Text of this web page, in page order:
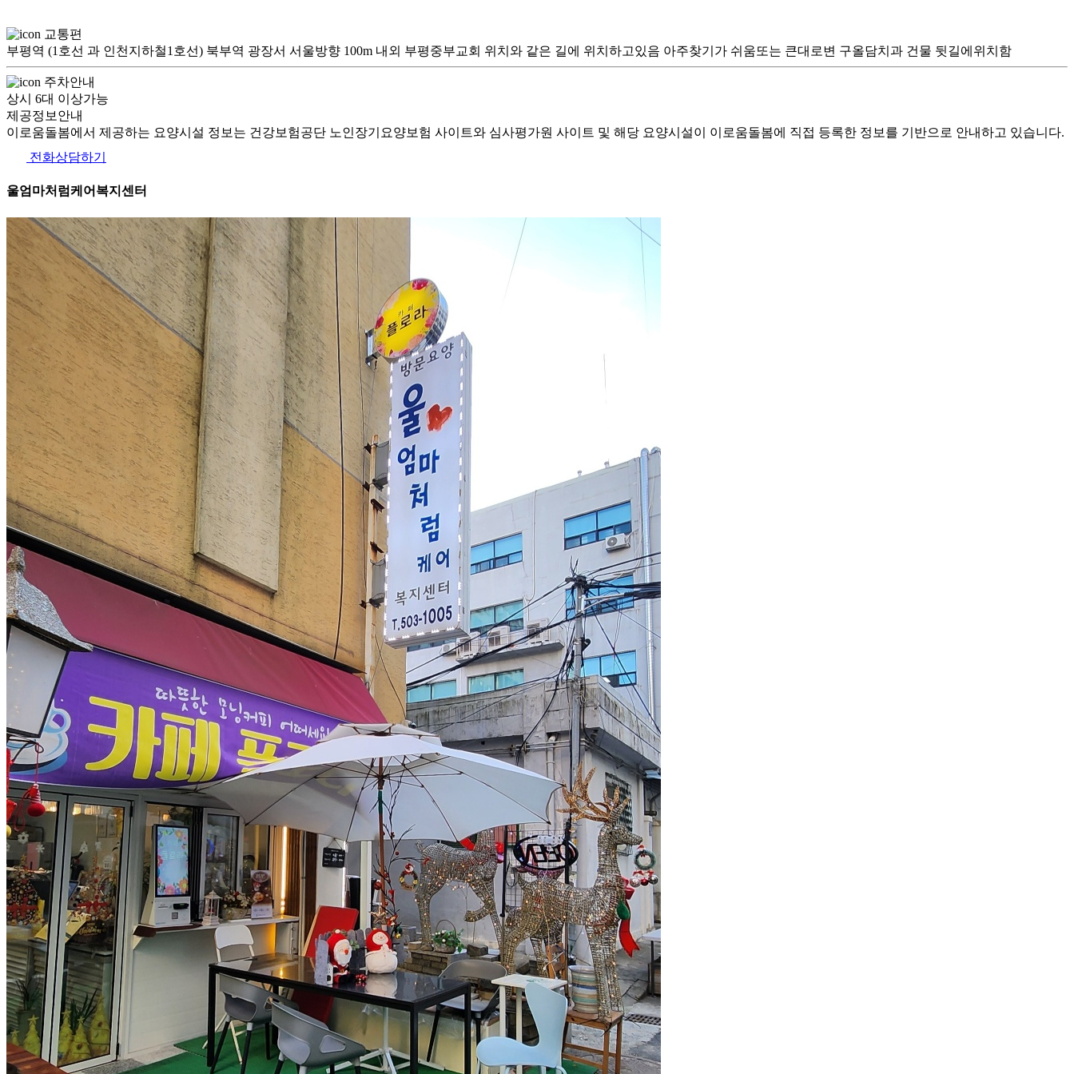
교통편
부평역 (1호선 과 인천지하철1호선) 북부역 광장서 서울방향 100m 내외 부평중부교회 위치와 같은 길에 위치하고있음 아주찾기가 쉬움또는 큰대로변 구올담치과 건물 뒷길에위치함
주차안내
상시 6대 이상가능
제공정보안내
이로움돌봄에서 제공하는 요양시설 정보는 건강보험공단 노인장기요양보험 사이트와 심사평가원 사이트 및 해당 요양시설이 이로움돌봄에 직접 등록한 정보를 기반으로 안내하고 있습니다.
전화상담하기
울엄마처럼케어복지센터